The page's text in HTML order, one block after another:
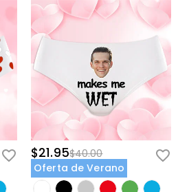
$21.95$40.00
Oferta de Verano